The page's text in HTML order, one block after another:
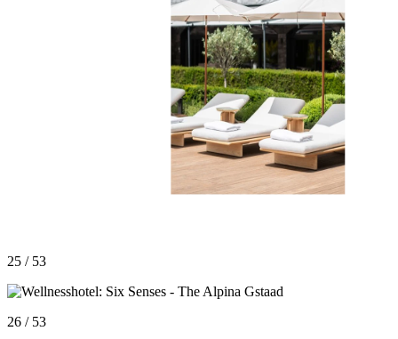
25 / 53
26 / 53